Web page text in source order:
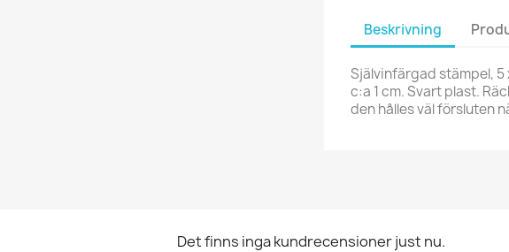
Beskrivning
Självinfärgad stämpel, 5
c:a 1 cm. Svart plast.
den hålles väl försluten
Det finns inga kundrecensioner just nu.